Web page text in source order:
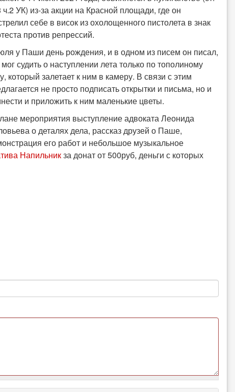
ч.2 УК) из-за акции на Красной площади, где он
себе в висок из охолощенного пистолета в знак
против репрессий.
у Паши день рождения, и в одном из писем он писал,
мог судить о наступлении лета только по тополиному
который залетает к ним в камеру. В связи с этим
не просто подписать открытки и письма, но и
и приложить к ним маленькие цветы.
мероприятия выступление адвоката Леонида
о деталях дела, рассказ друзей о Паше,
его работ и небольшое музыкальное
Напильникза донат от 500руб, деньги с которых